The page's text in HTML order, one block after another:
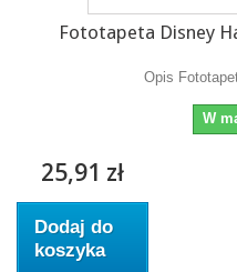
Fototapeta Disney
Opis
W
25,91 zł
Dodaj do
koszyka